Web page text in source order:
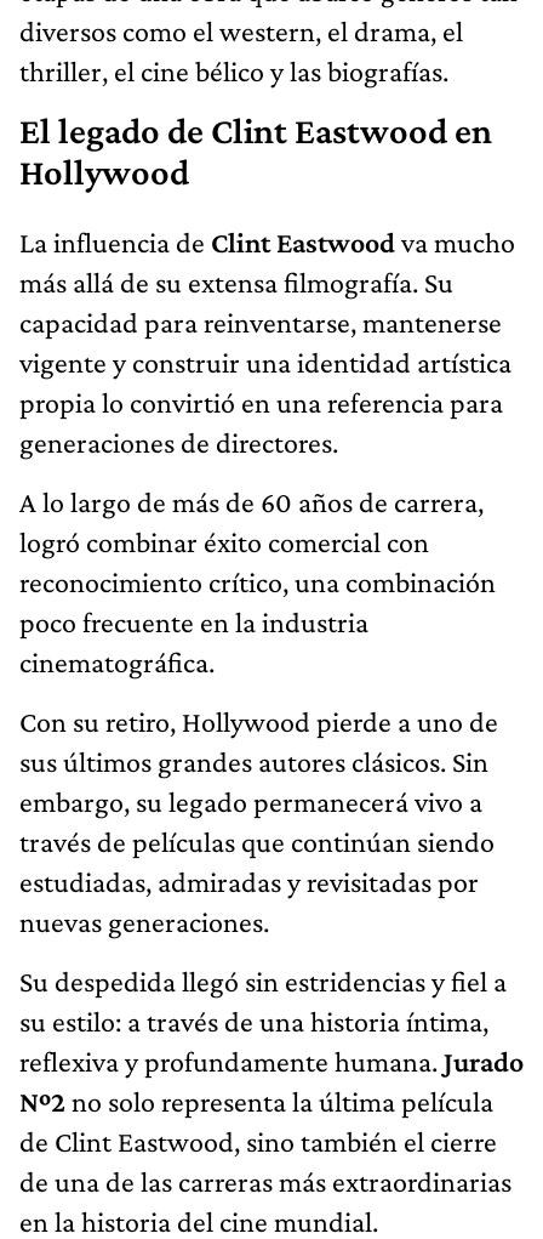
diversos como el western, el drama, el
thriller, el cine bélico y las biografías.
El legado de Clint Eastwood en
Hollywood
La influencia de Clint Eastwoodva mucho
más allá de su extensa filmografía. Su
capacidad para reinventarse, mantenerse
vigente y construir una identidad artística
propia lo convirtió en una referencia para
generaciones de directores.
A lo largo de más de 60 años de carrera,
logró combinar éxito comercial con
reconocimiento crítico, una combinación
poco frecuente en la industria
cinematográfica.
Con su retiro, Hollywood pierde a uno de
sus últimos grandes autores clásicos. Sin
embargo, su legado permanecerá vivo a
través de películas que continúan siendo
estudiadas, admiradas y revisitadas por
nuevas generaciones.
Su despedida llegó sin estridencias y fiel a
su estilo: a través de una historia íntima,
reflexiva y profundamente humana.Jurado
Nº2no solo representa la última película
de Clint Eastwood, sino también el cierre
de una de las carreras más extraordinarias
en la historia del cine mundial.